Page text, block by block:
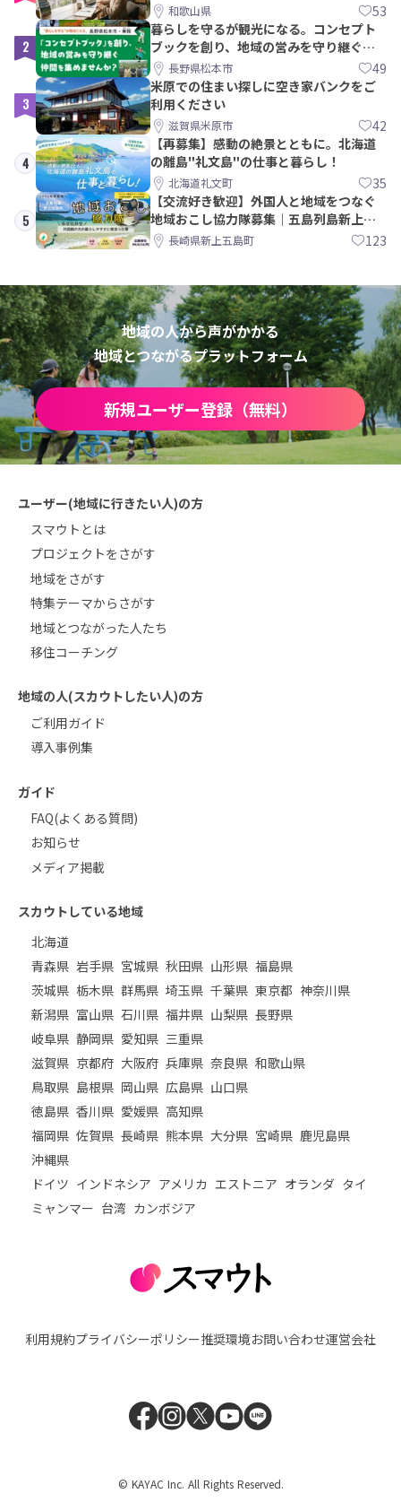
和歌山県 53
2
暮らしを守るが観光になる。コンセプト
ブックを創り、地域の営みを守り継ぐ仲
間を集めませんか？
長野県松本市 49
3
米原での住まい探しに空き家バンクをご
利用ください
滋賀県米原市 42
4
【再募集】感動の絶景とともに。北海道
の離島"礼文島"の仕事と暮らし！
北海道礼文町 35
5
【交流好き歓迎】外国人と地域をつなぐ
地域おこし協力隊募集｜五島列島新上五
島町長崎県新上五島町 123
地域の人から声がかかる
地域とつながるプラットフォーム
新規ユーザー登録（無料）
ユーザー(地域に行きたい人)の方
スマウトとは
プロジェクトをさがす
地域をさがす
特集テーマからさがす
地域とつながった人たち
移住コーチング
地域の人(スカウトしたい人)の方
ご利用ガイド
導入事例集
ガイド
FAQ(よくある質問)
お知らせ
メディア掲載
スカウトしている地域
北海道
青森県 岩手県 宮城県 秋田県 山形県 福島県
茨城県 栃木県 群馬県 埼玉県 千葉県 東京都 神奈川県
新潟県 富山県 石川県 福井県 山梨県 長野県
岐阜県 静岡県 愛知県 三重県
滋賀県 京都府 大阪府 兵庫県 奈良県 和歌山県
鳥取県 島根県 岡山県 広島県 山口県
徳島県 香川県 愛媛県 高知県
福岡県 佐賀県 長崎県 熊本県 大分県 宮崎県 鹿児島県
沖縄県
ドイツ インドネシア アメリカ エストニア オランダ タイ
ミャンマー 台湾 カンボジア
利用規約プライバシーポリシー推奨環境お問い合わせ運営会社
© KAYAC Inc. All Rights Reserved.